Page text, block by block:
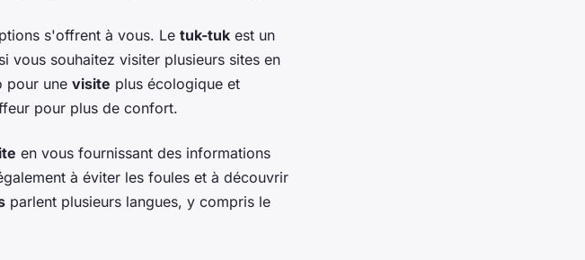
s'offrent à vous. Le tuk-tuk est un
vous souhaitez visiter plusieurs sites en
pour une visite plus écologique et
pour plus de confort.
en vous fournissant des informations
à éviter les foules et à découvrir
parlent plusieurs langues, y compris le